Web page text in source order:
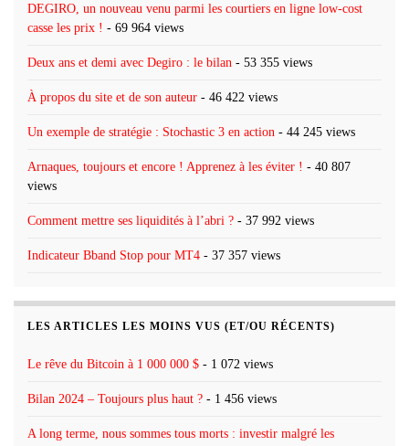
DEGIRO, un nouveau venu parmi les courtiers en ligne low-cost
casse les prix ! - 69 964 views
Deux ans et demi avec Degiro : le bilan - 53 355 views
À propos du site et de son auteur - 46 422 views
Un exemple de stratégie : Stochastic 3 en action - 44 245 views
Arnaques, toujours et encore ! Apprenez à les éviter ! - 40 807
views
Comment mettre ses liquidités à l’abri ? - 37 992 views
Indicateur Bband Stop pour MT4 - 37 357 views
LES ARTICLES LES MOINS VUS (ET/OU RÉCENTS)
Le rêve du Bitcoin à 1 000 000 $ - 1 072 views
Bilan 2024 – Toujours plus haut ? - 1 456 views
A long terme, nous sommes tous morts : investir malgré les